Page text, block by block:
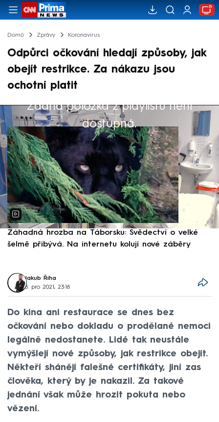
Domů Zprávy Koronavirus
Odpůrci očkování hledají způsoby, jak
obejít restrikce. Za nákazu jsou
ochotní platit
Žádná položka z playlistu není
dostupná.
Výběr redakce
Záhadná hrozba na Táborsku: Svědectví o velké
šelmě přibývá. Na internetu kolují nové záběry
Jakub Říha
8. pro 2021, 23:18
Do kina ani restaurace se dnes bez
očkování nebo dokladu o prodělané nemoci
legálně nedostanete. Lidé tak neustále
vymýšlejí nové způsoby, jak restrikce obejít.
Někteří shánějí falešné certifikáty, jiní zas
člověka, který by je nakazil. Za takové
jednání však může hrozit pokuta nebo
vězení.